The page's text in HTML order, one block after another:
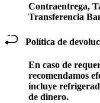
Contraentrega,
Transferencia
Política de
En caso de
recomendamos
incluye
de dinero.